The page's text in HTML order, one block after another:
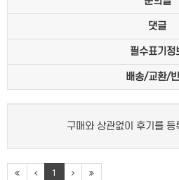
댓글
필수표기정
배송/교환/
구매와 상관없이 후기를 등
1